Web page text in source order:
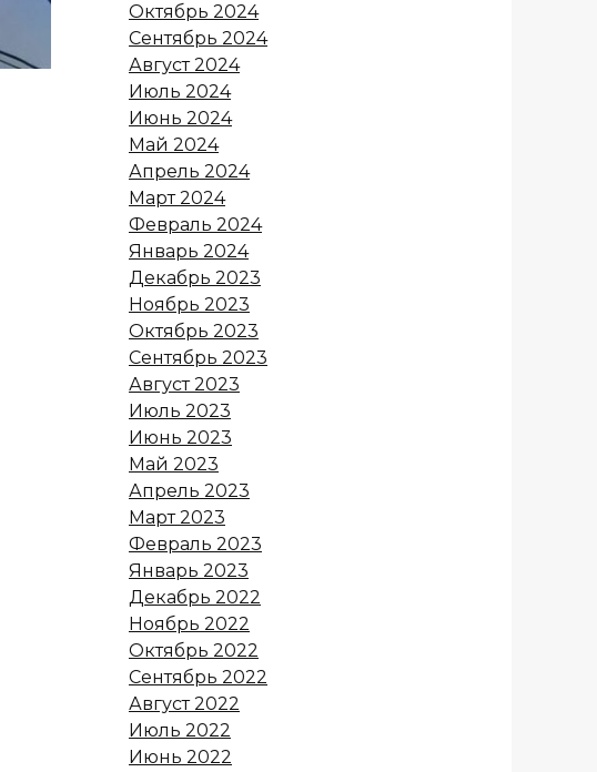
Октябрь 2024
Сентябрь 2024
Август 2024
Июль 2024
Июнь 2024
Май 2024
Апрель 2024
Март 2024
Февраль 2024
Январь 2024
Декабрь 2023
Ноябрь 2023
Октябрь 2023
Сентябрь 2023
Август 2023
Июль 2023
Июнь 2023
Май 2023
Апрель 2023
Март 2023
Февраль 2023
Январь 2023
Декабрь 2022
Ноябрь 2022
Октябрь 2022
Сентябрь 2022
Август 2022
Июль 2022
Июнь 2022